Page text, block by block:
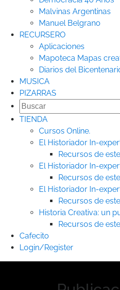
Malvinas Argentinas
Manuel Belgrano
RECURSERO
Aplicaciones
Mapoteca Mapas
Diarios del
MUSICA
PIZARRAS
TIENDA
Cursos Online.
El Historiador In-
Recursos de
El Historiador In-
Recursos de
El Historiador In-
Recursos de
Historia Creativa: un
Recursos de
Cafecito
Login/Register